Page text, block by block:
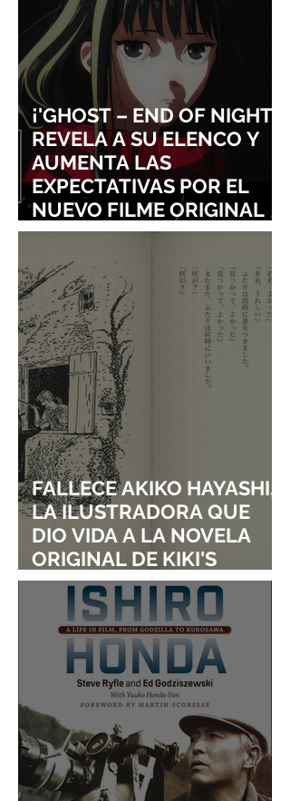
¡'GHOST – END OF NIGHT'
REVELA A SU ELENCO Y
AUMENTA LAS
EXPECTATIVAS POR EL
NUEVO FILME ORIGINAL
DE SHINGO NATSUME!
FALLECE AKIKO HAYASHI,
LA ILUSTRADORA QUE
DIO VIDA A LA NOVELA
ORIGINAL DE KIKI'S
DELIVERY SERVICE